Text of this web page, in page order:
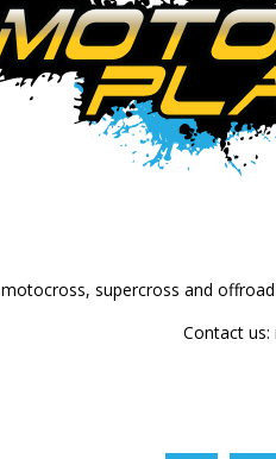
supercross and
Contact us: